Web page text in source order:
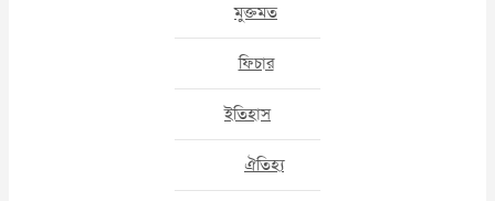
মুক্তমত
ফিচার
ইতিহাস
ঐতিহ্য